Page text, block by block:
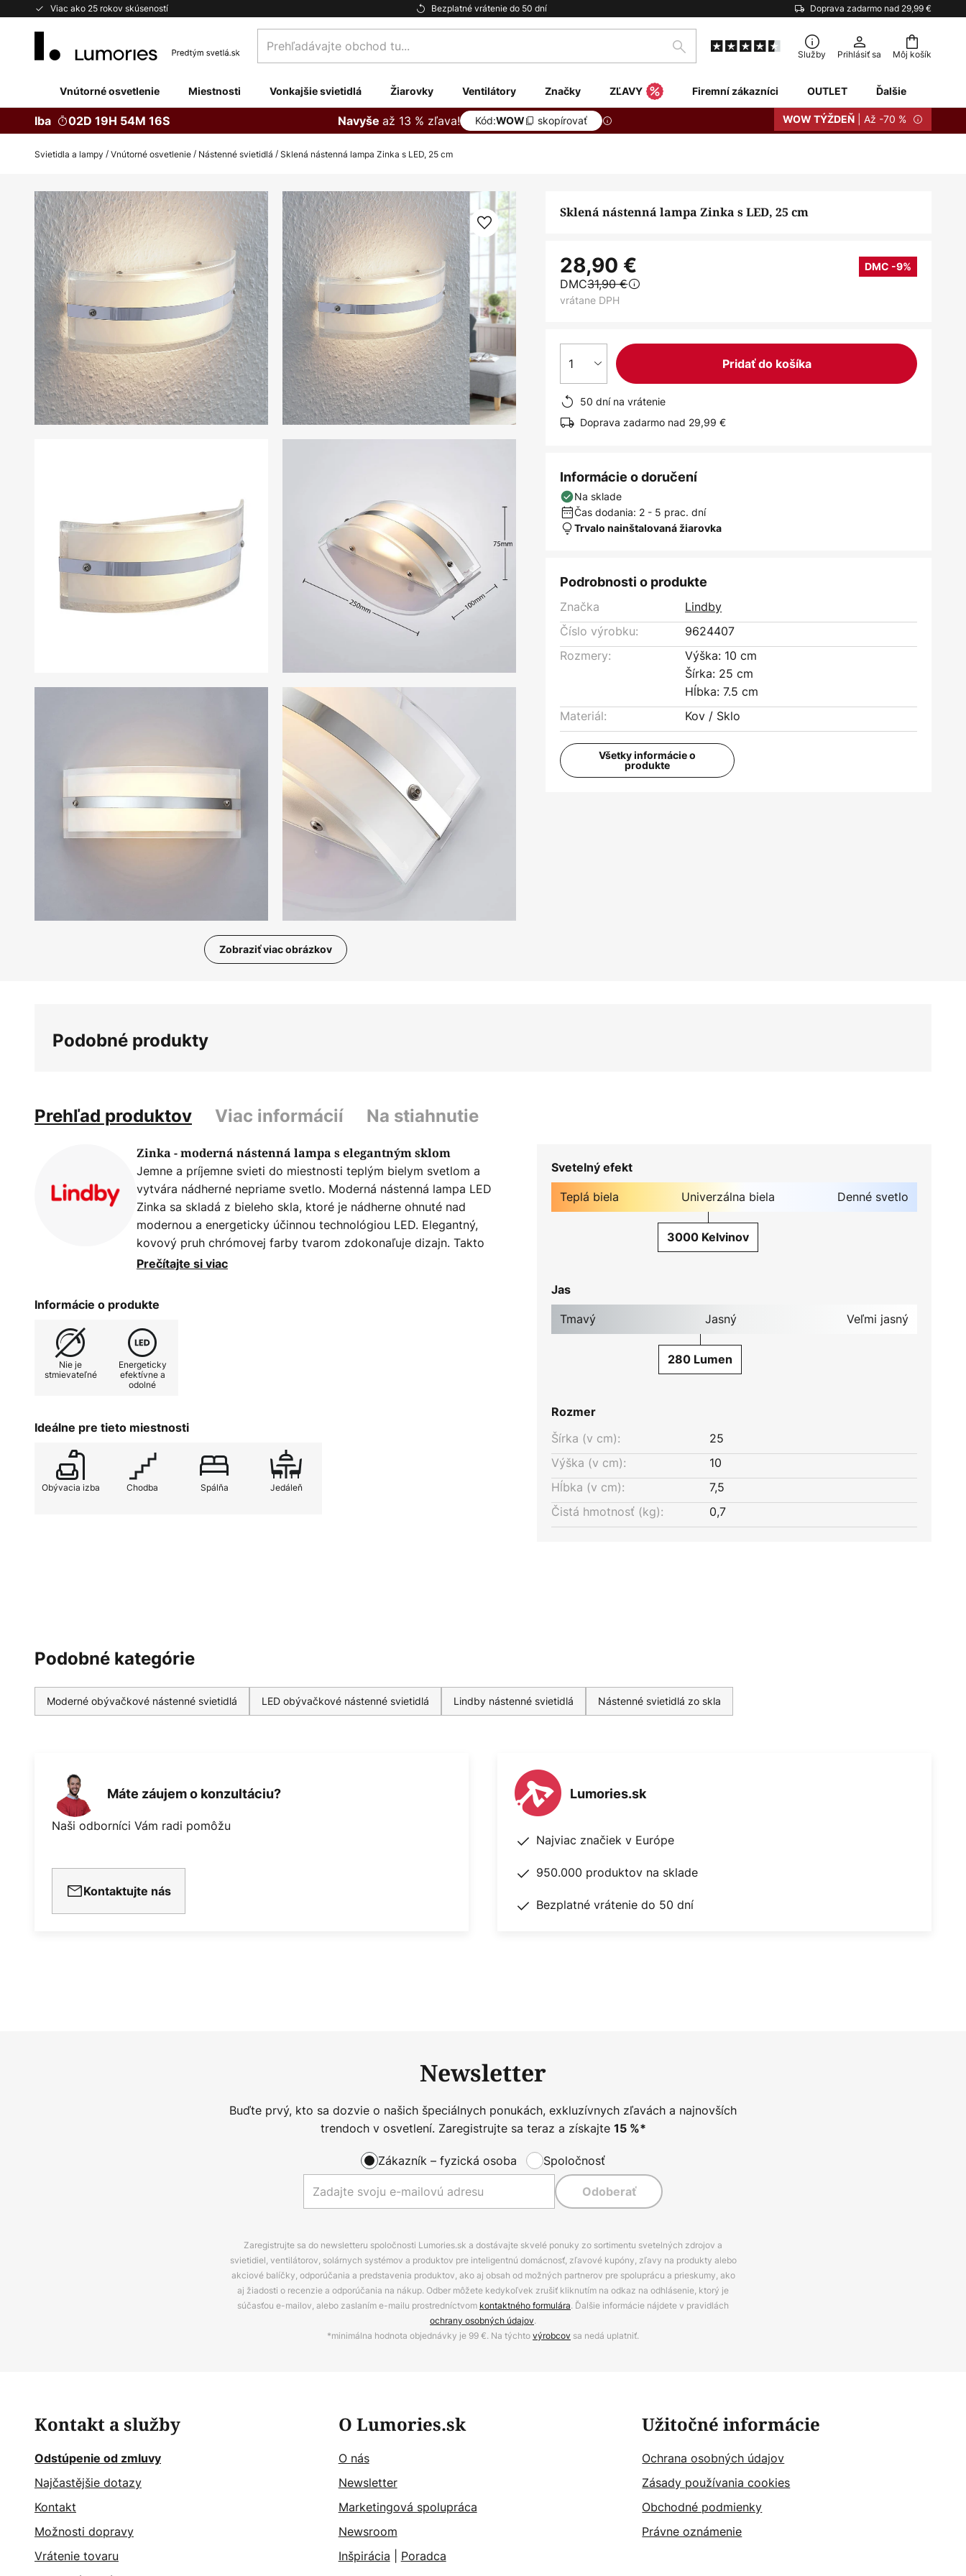
Viac ako 25 rokov skúseností Bezplatné vrátenie do 50 dní Doprava zadarmo nad 29,99 €
Skip
Môj košík
Prehľadávajte
obchod
Hľadať Služby Prihlásiť sa
Vnútorné osvetlenie Miestnosti Vonkajšie svietidlá Žiarovky Ventilátory Značky ZĽAVY Firemní zákazníci OUTLET Ďalšie
Iba 02D 19H 54M 15S Navyše až 13 % zľava! Kód:WOW skopírovať WOW TÝŽDEŇ | Až -70 %
Svietidla a lampy Vnútorné osvetlenie Nástenné svietidlá Sklená nástenná lampa Zinka s LED, 25 cm
Preskočiť
na
koniec
galérie
obrázkov
Zobraziť viac obrázkov
obrázkov
Sklená nástenná lampa Zinka s LED, 25 cm
28,90 € DMC -9%
DMC31,90 €
vrátane DPH
1 Pridať do košíka
50 dní na vrátenie
Doprava zadarmo nad 29,99 €
Informácie o doručení
Na sklade
Čas dodania: 2 - 5 prac. dní
Trvalo nainštalovaná žiarovka
Podrobnosti o produkte
Značka
Lindby
Číslo výrobku:
9624407
Rozmery:
Výška: 10 cm
Šírka: 25 cm
Hĺbka: 7.5 cm
Materiál:
Kov / Sklo
Všetky informácie o
produkte
Podobné produkty
Prehľad produktov Viac informácií Na stiahnutie
Zinka - moderná nástenná lampa s elegantným sklom
Jemne a príjemne svieti do miestnosti teplým bielym svetlom a
vytvára nádherné nepriame svetlo. Moderná nástenná lampa LED
Zinka sa skladá z bieleho skla, ktoré je nádherne ohnuté nad
modernou a energeticky účinnou technológiou LED. Elegantný,
kovový pruh chrómovej farby tvarom zdokonaľuje dizajn. Takto
vystrojená nástenná lampa Zinka je ideálnym zdrojom svetla do
vzhľadom sa dokonale hodí do mnohých, odlišných štýlov a dá sa
univerzálne použiť.
Prečítajte si viac
Informácie o produkte
Nie je
stmievateľné
Energeticky
efektívne a
odolné
Ideálne pre tieto miestnosti
Obývacia izba Chodba Spálňa Jedáleň
Svetelný efekt
Teplá biela Univerzálna biela Denné svetlo
3000 Kelvinov
Jas
Tmavý Jasný Veľmi jasný
280 Lumen
Rozmer
Šírka (v cm):
25
Výška (v cm):
10
Hĺbka (v cm):
7,5
Čistá hmotnosť (kg):
0,7
Podobné kategórie
Moderné obývačkové nástenné svietidlá LED obývačkové nástenné svietidlá Lindby nástenné svietidlá Nástenné svietidlá zo skla
Máte záujem o konzultáciu?
Naši odborníci Vám radi pomôžu
Kontaktujte nás
Lumories.sk
Najviac značiek v Európe
950.000 produktov na sklade
Bezplatné vrátenie do 50 dní
Newsletter
Buďte prvý, kto sa dozvie o našich špeciálnych ponukách, exkluzívnych zľavách a najnovších
trendoch v osvetlení. Zaregistrujte sa teraz a získajte 15%*
Zákazník – fyzická osoba Spoločnosť
Odoberať
Zaregistrujte sa do newsletteru spoločnosti Lumories.sk a dostávajte skvelé ponuky zo sortimentu svetelných zdrojov a
svietidiel, ventilátorov, solárnych systémov a produktov pre inteligentnú domácnosť, zľavové kupóny, zľavy na produkty alebo
akciové balíčky, odporúčania a predstavenia produktov, ako aj obsah od možných partnerov pre spoluprácu a prieskumy, ako
aj žiadosti o recenzie a odporúčania na nákup. Odber môžete kedykoľvek zrušiť kliknutím na odkaz na odhlásenie, ktorý je
súčasťou e-mailov, alebo zaslaním e-mailu prostredníctvom kontaktného formulára. Ďalšie informácie nájdete v pravidlách
ochrany osobných údajov.
*minimálna hodnota objednávky je 99 €. Na týchtovýrobcov sa nedá uplatniť.
Kontakt a služby
Odstúpenie od zmluvy
Najčastějšie dotazy
Kontakt
Možnosti dopravy
Vrátenie tovaru
O Lumories.sk
O nás
Newsletter
Marketingová spolupráca
Newsroom
Inšpirácia
Poradca
Užitočné informácie
Ochrana osobných údajov
Zásady používania cookies
Obchodné podmienky
Právne oznámenie